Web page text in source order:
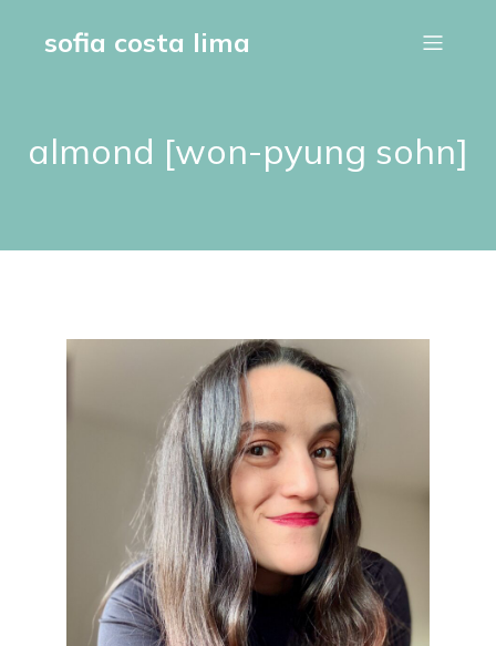
sofia costa lima
almond [won-pyung sohn]